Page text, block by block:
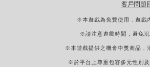
客戶問題
※本遊戲為免費使用，遊戲
※請注意遊戲時間，避免
※本遊戲提供之機會中獎商品，
※於平台上尊重包容多元性別